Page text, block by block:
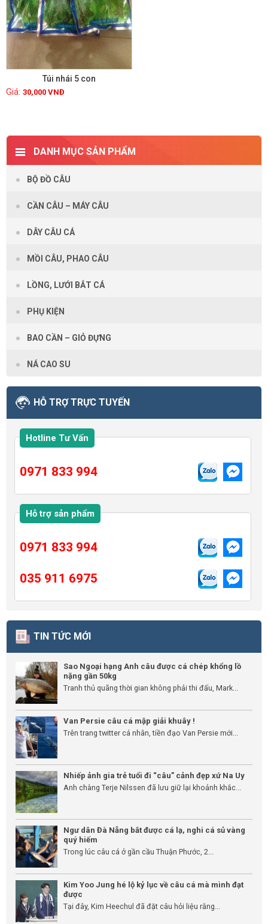
Túi nhái 5 con
30,000 VNĐ
DANH MỤC SẢN PHẨM
BỘ ĐỒ CÂU
CẦN CÂU – MÁY CÂU
DÂY CÂU CÁ
MỒI CÂU, PHAO CÂU
LỒNG, LƯỚI BẮT CÁ
PHỤ KIỆN
BAO CẦN – GIỎ ĐỰNG
NÁ CAO SU
HỖ TRỢ TRỰC TUYẾN
Hotline Tư Vấn
0971 833 994
Hỗ trợ sản phẩm
0971 833 994
035 911 6975
TIN TỨC MỚI
Sao Ngoại hạng Anh câu được cá chép khổng lồ
nặng gần 50kg
Tranh thủ quãng thời gian không phải thi đấu, Mark...
Van Persie câu cá mập giải khuây !
Trên trang twitter cá nhân, tiền đạo Van Persie mới...
Nhiếp ảnh gia trẻ tuổi đi “câu” cảnh đẹp xứ Na Uy
Anh chàng Terje Nilssen đã lưu giữ lại khoảnh khắc...
Ngư dân Đà Nẵng bắt được cá lạ, nghi cá sủ vàng
quý hiếm
Trong lúc câu cá ở gần cầu Thuận Phước, 2...
Kim Yoo Jung hé lộ kỷ lục về câu cá mà mình đạt
được
Tại đây, Kim Heechul đã đặt câu hỏi liệu rằng...